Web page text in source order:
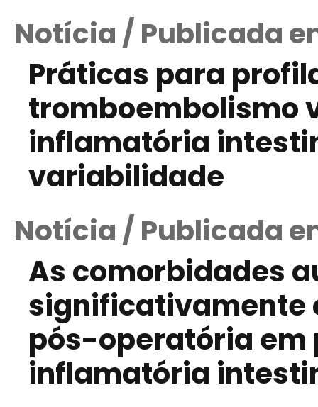
Notícia / Publicada
Práticas para
tromboembolismo
inflamatória
variabilidade
Notícia / Publicada
As comorbidades
significativamente
pós-operatória em
inflamatória